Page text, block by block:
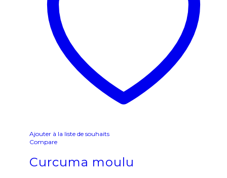
Ajouter à la liste de souhaits
Compare
Curcuma moulu